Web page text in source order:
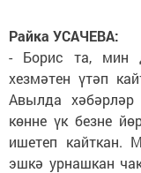
Райка УСАЧЕВА:
- Борис та, мин
хезмәтен үтәп
Авылда
көнне үк безне
ишетеп кайткан.
эшкә урнашкан